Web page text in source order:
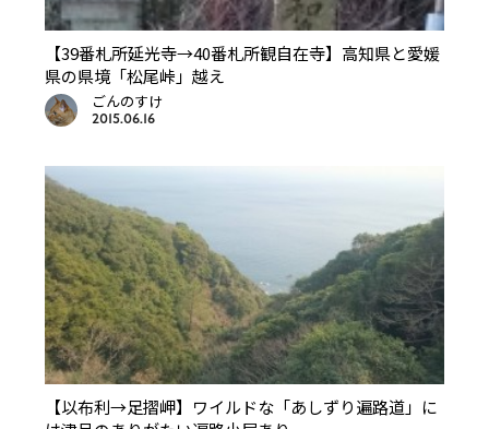
【39番札所延光寺→40番札所観自在寺】高知県と愛媛
県の県境「松尾峠」越え
ごんのすけ
2015.06.16
【以布利→足摺岬】ワイルドな「あしずり遍路道」に